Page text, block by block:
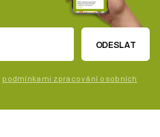
ODESLAT
podmínkami zpracování osobních